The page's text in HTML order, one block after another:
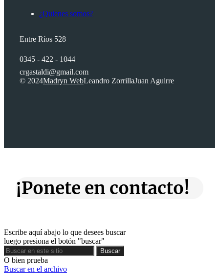
¿Quienes somos?
Entre Ríos 528
0345 - 422 - 1044
crgastaldi@gmail.com
© 2024Madryn WebLeandro ZorrillaJuan Aguirre
¡Ponete en contacto!
Escribe aquí abajo lo que desees buscar
luego presiona el botón "buscar"
Buscar
Buscar
O bien prueba
Buscar en el archivo